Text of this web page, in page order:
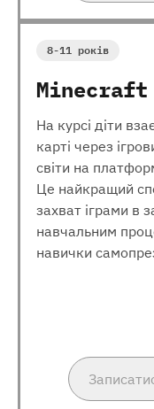
8-11 років
Minecraft
На курсі діти
карті через
світи на
Це найкращий
захват іграми в
навчальним
навички